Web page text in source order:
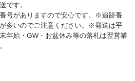
です。
号がありますので安心です。※追跡番
多いのでご注意ください。※発送は平
年始・GW・お盆休み等の落札は翌営業